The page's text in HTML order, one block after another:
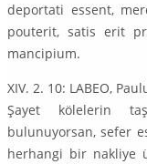
deportati essent,
pouterit, satis erit
mancipium.
XIV. 2. 10: LABEO,
Şayet kölelerin
bulunuyorsan, sefer
herhangi bir nakliye